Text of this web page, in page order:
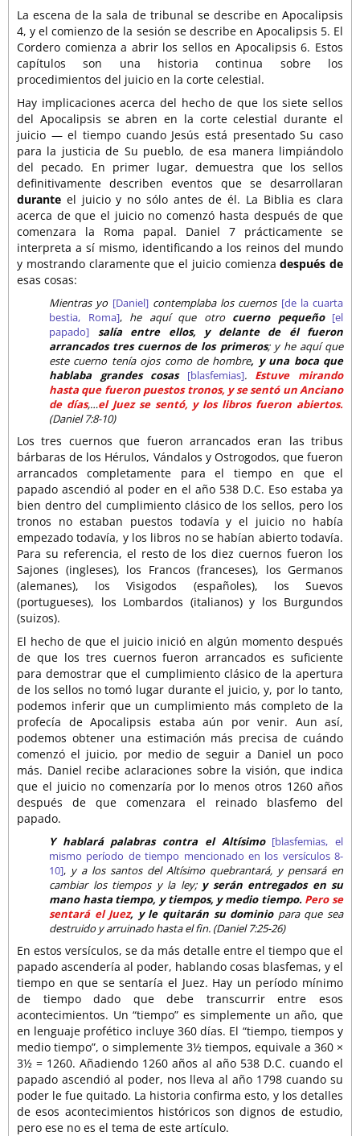
La escena de la sala de tribunal se describe en Apocalipsis
4, y el comienzo de la sesión se describe en Apocalipsis 5. El
Cordero comienza a abrir los sellos en Apocalipsis 6. Estos
capítulos son una historia continua sobre los
procedimientos del juicio en la corte celestial.
Hay implicaciones acerca del hecho de que los siete sellos
del Apocalipsis se abren en la corte celestial durante el
juicio — el tiempo cuando Jesús está presentado Su caso
para la justicia de Su pueblo, de esa manera limpiándolo
del pecado. En primer lugar, demuestra que los sellos
definitivamente describen eventos que se desarrollaran
durante el juicio y no sólo antes de él. La Biblia es clara
acerca de que el juicio no comenzó hasta después de que
comenzara la Roma papal. Daniel 7 prácticamente se
interpreta a sí mismo, identificando a los reinos del mundo
y mostrando claramente que el juicio comienzadespués de
esas cosas:
Mientras yo [Daniel] contemplaba los cuernos [de la cuarta
bestia, Roma], he aquí que otro cuerno pequeño [el
papado]
salía entre ellos, y delante de él fueron
arrancados tres cuernos de los primeros; y he aquí que
este cuerno tenía ojos como de hombre, y una boca que
hablaba grandes cosas
[blasfemias]. Estuve mirando
hasta que fueron puestos tronos, y se sentó un Anciano
de días,…el Juez se sentó, y los libros fueron abiertos.
(Daniel 7:8-10)
Los tres cuernos que fueron arrancados eran las tribus
bárbaras de los Hérulos, Vándalos y Ostrogodos, que fueron
arrancados completamente para el tiempo en que el
papado ascendió al poder en el año 538 D.C. Eso estaba ya
bien dentro del cumplimiento clásico de los sellos, pero los
tronos no estaban puestos todavía y el juicio no había
empezado todavía, y los libros no se habían abierto todavía.
Para su referencia, el resto de los diez cuernos fueron los
Sajones (ingleses), los Francos (franceses), los Germanos
(alemanes), los Visigodos (españoles), los Suevos
(portugueses), los Lombardos (italianos) y los Burgundos
(suizos).
El hecho de que el juicio inició en algún momento después
de que los tres cuernos fueron arrancados es suficiente
para demostrar que el cumplimiento clásico de la apertura
de los sellos no tomó lugar durante el juicio, y, por lo tanto,
podemos inferir que un cumplimiento más completo de la
profecía de Apocalipsis estaba aún por venir. Aun así,
podemos obtener una estimación más precisa de cuándo
comenzó el juicio, por medio de seguir a Daniel un poco
más. Daniel recibe aclaraciones sobre la visión, que indica
que el juicio no comenzaría por lo menos otros 1260 años
después de que comenzara el reinado blasfemo del
papado.
Y hablará palabras contra el Altísimo [blasfemias, el
mismo período de tiempo mencionado en los versículos 8-
10], y a los santos del Altísimo quebrantará, y pensará en
cambiar los tiempos y la ley; y serán entregados en su
mano hasta tiempo, y tiempos, y medio tiempo. Pero se
sentará el Juez, y le quitarán su dominiopara que sea
destruido y arruinado hasta el fin. (Daniel 7:25-26)
En estos versículos, se da más detalle entre el tiempo que el
papado ascendería al poder, hablando cosas blasfemas, y el
tiempo en que se sentaría el Juez. Hay un período mínimo
de tiempo dado que debe transcurrir entre esos
acontecimientos. Un “tiempo” es simplemente un año, que
en lenguaje profético incluye 360 días. El “tiempo, tiempos y
medio tiempo”, o simplemente 3½ tiempos, equivale a 360 ×
3½ = 1260. Añadiendo 1260 años al año 538 D.C. cuando el
papado ascendió al poder, nos lleva al año 1798 cuando su
poder le fue quitado. La historia confirma esto, y los detalles
de esos acontecimientos históricos son dignos de estudio,
pero ese no es el tema de este artículo.